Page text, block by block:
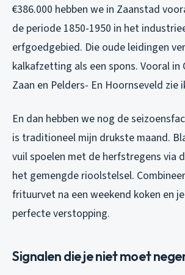
€386.000 hebben we in Zaanstad
de periode 1850-1950 in het
erfgoedgebied. Die oude leidingen
kalkafzetting als een spons. Vooral in
Zaan en Pelders- En Hoornseveld zie
En dan hebben we nog de
is traditioneel mijn drukste maand.
vuil spoelen met de herfstregens via
het gemengde rioolstelsel.
frituurvet na een weekend koken en
perfecte verstopping.
Signalen die je niet moet